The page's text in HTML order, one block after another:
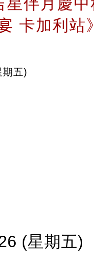
卡加利站
五)
(星期五)